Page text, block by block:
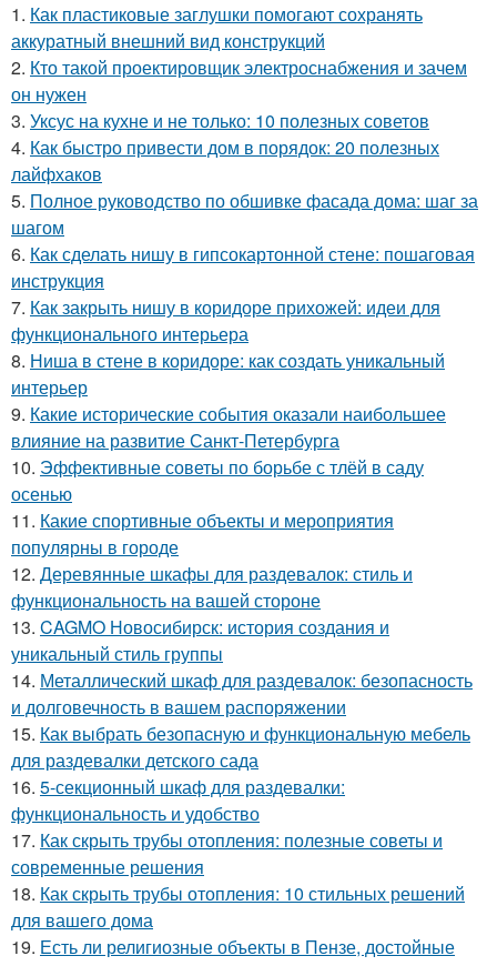
1. Как пластиковые заглушки помогают сохранять
аккуратный внешний вид конструкций
2. Кто такой проектировщик электроснабжения и зачем
он нужен
3. Уксус на кухне и не только: 10 полезных советов
4. Как быстро привести дом в порядок: 20 полезных
лайфхаков
5. Полное руководство по обшивке фасада дома: шаг за
шагом
6. Как сделать нишу в гипсокартонной стене: пошаговая
инструкция
7. Как закрыть нишу в коридоре прихожей: идеи для
функционального интерьера
8. Ниша в стене в коридоре: как создать уникальный
интерьер
9. Какие исторические события оказали наибольшее
влияние на развитие Санкт-Петербурга
10. Эффективные советы по борьбе с тлёй в саду
осенью
11. Какие спортивные объекты и мероприятия
популярны в городе
12. Деревянные шкафы для раздевалок: стиль и
функциональность на вашей стороне
13. CAGMO Новосибирск: история создания и
уникальный стиль группы
14. Металлический шкаф для раздевалок: безопасность
и долговечность в вашем распоряжении
15. Как выбрать безопасную и функциональную мебель
для раздевалки детского сада
16. 5-секционный шкаф для раздевалки:
функциональность и удобство
17. Как скрыть трубы отопления: полезные советы и
современные решения
18. Как скрыть трубы отопления: 10 стильных решений
для вашего дома
19. Есть ли религиозные объекты в Пензе, достойные